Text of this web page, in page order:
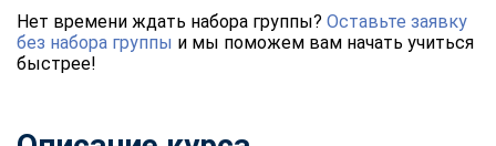
Нет времени ждать набора группы? Оставьте заявку
без набора группы и мы поможем вам начать учиться
быстрее!